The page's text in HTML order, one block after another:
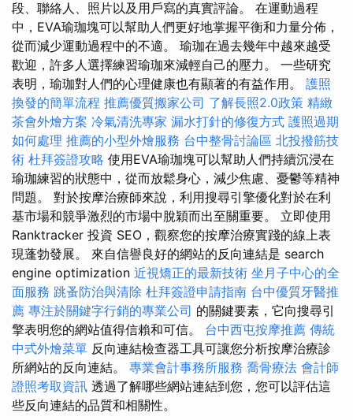
段、聯絡人、照片以及用戶寫的真實評論。 在運動過程
中，EVA瑜珈塊可以幫助人們更好地掌握平衡和力量分佈，
從而減少運動過程中的不適。 瑜珈在過去幾年中越來越受
歡迎，許多人選擇練習瑜珈來減輕自己的壓力。 一些研究
表明，瑜珈對人們的心理健康也有顯著的有益作用。 護照
換發的簡單流程 推薦優質搬家公司 了解長照2.0政策 精緻
茶會外燴方案 冷氣清洗專家 漏水打針的修復方式 護照過期
如何處理 推薦的小型外燴服務 台中整骨討論區 北投撥筋技
術 杜拜簽證攻略 使用EVA瑜珈塊可以幫助人們持續沉浸在
瑜珈練習的狀態中，從而放鬆身心，減少焦慮、憂鬱等精神
問題。 對於按摩治療師來說，利用搜尋引擎優化對於在利
基市場和競爭激烈的市場中脫穎而出至關重要。 立即使用
Ranktracker 投資 SEO，觀察您的按摩治療實踐的線上表
現蓬勃發展。 來自信譽良好的網站的反向連結是 search
engine optimization 近視矯正的最新技術 坐月子中心的全
面服務 跳蚤防治與清除 杜拜簽證申請指南 台中優質牙醫推
薦 專注於關鍵字行銷的專業公司 的關鍵要素，它向搜尋引
擎表明您的網站值得信賴和可信。 台中西屯按摩推薦 傳統
中式外燴菜單 反向連結檢查器工具可讓您分析按摩治療診
所網站的反向連結。 專業會計事務所服務 喬骨療法 會計師
證照考取資訊 透過了解哪些網站連結到您，您可以評估這
些反向連結的品質和相關性。